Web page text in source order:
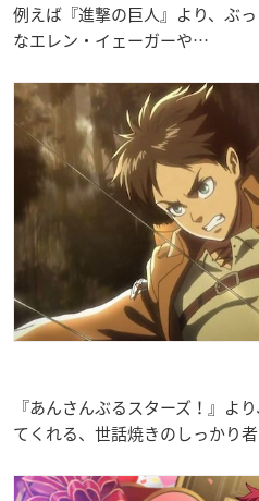
例えば『進撃の巨人』より、ぶ
なエレン・イェーガーや…
『あんさんぶるスターズ！』よ
てくれる、世話焼きのしっかり者